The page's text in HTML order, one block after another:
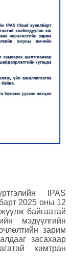
IPAS
2025 оны 12
байгаатай
мэдүүлгийн
зарим
засахаар
хамтран